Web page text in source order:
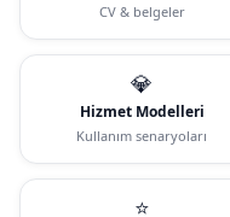
CV & belgeler
💎
Hizmet Modelleri
Kullanım senaryoları
⭐